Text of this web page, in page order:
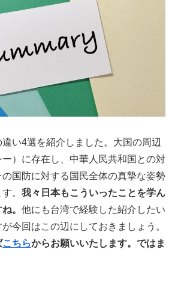
い4選を紹介しました。大国の周辺
）に存在し、中華人民共和国との対
国防に対する国民全体の真摯な姿勢
。 我々日本もこういったことを学ん
。 他にも台湾で経験した紹介したい
今回はこの辺にしておきましょう。
こちらからお願いいたします。ではま